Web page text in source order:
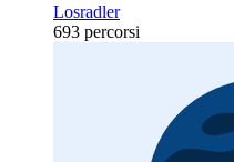
Losradler
693 percorsi